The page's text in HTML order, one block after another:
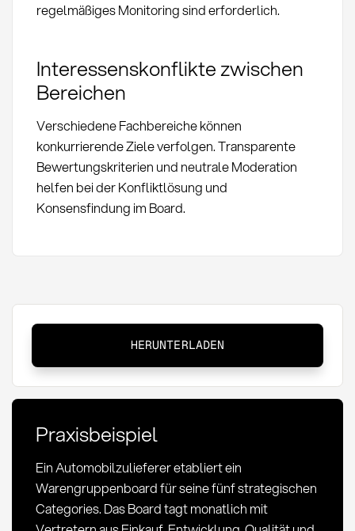
regelmäßiges Monitoring sind erforderlich.
Interessenskonflikte zwischen
Bereichen
Verschiedene Fachbereiche können
konkurrierende Ziele verfolgen. Transparente
Bewertungskriterien und neutrale Moderation
helfen bei der Konfliktlösung und
Konsensfindung im Board.
Warengruppenboard:
Definition,
Aufgaben
und
Bedeutung
HERUNTERLADEN
Praxisbeispiel
Ein Automobilzulieferer etabliert ein
Warengruppenboard für seine fünf strategischen
Categories. Das Board tagt monatlich mit